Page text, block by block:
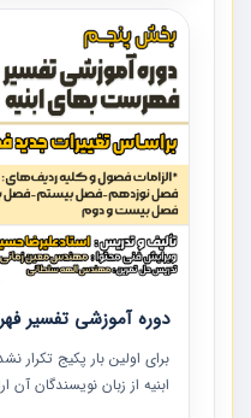
دوره با کلام مهندس
مشاور در امر بازنگری فهرست
همکارانی که در حوزه
توصیه می کنیم از مطالب این
دوره آموزشی تفسیر
برای اولین بار پکیج تکرار
ابنیه از زبان نویسندگان
ردیف ها و مطالب فهرست